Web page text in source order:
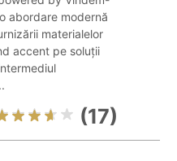
abordare modernă
materialelor
accent pe soluții
(17)